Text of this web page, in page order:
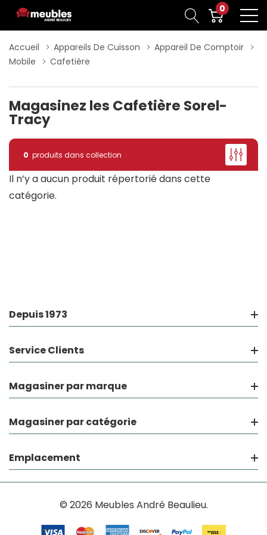
0
Accueil Appareils De Cuisson
Appareil De Comptoir
Mobile
Cafetière
Magasinez les Cafetière Sorel-
Tracy
0 produits dans collection
Il n’y a aucun produit répertorié dans cette
catégorie.
Depuis 1973
Service Clients
Magasiner par marque
Magasiner par catégorie
Emplacement
© 2026 Meubles André Beaulieu.